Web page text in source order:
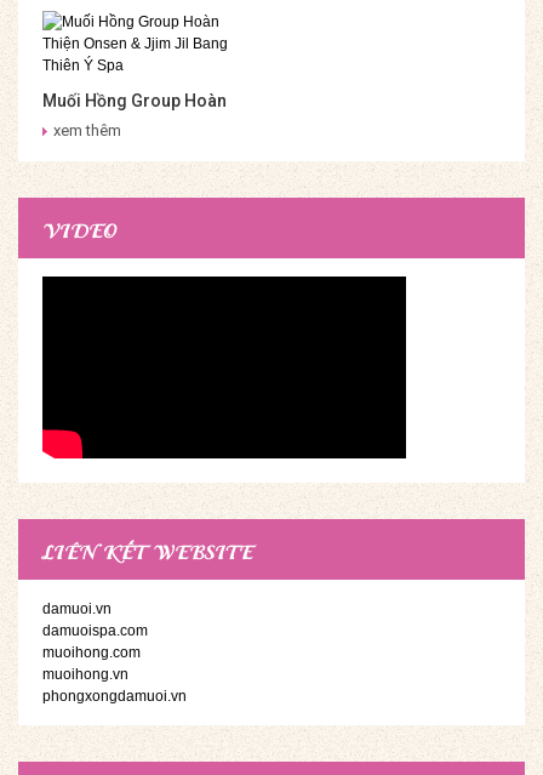
Muối Hồng Group Hoàn
Thiện Onsen & Jjim Jil
xem thêm
VIDEO
LIÊN KẾT WEBSITE
damuoi.vn
damuoispa.com
muoihong.com
muoihong.vn
phongxongdamuoi.vn